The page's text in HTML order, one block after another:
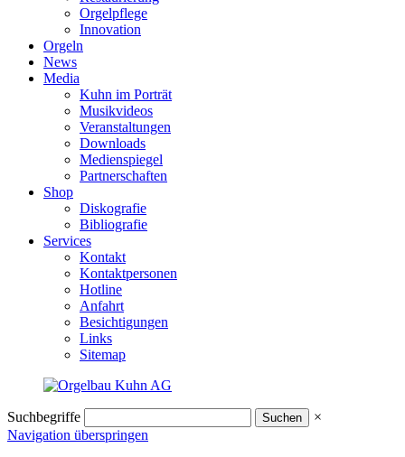
Orgelpflege
Innovation
Orgeln
News
Media
Kuhn im Porträt
Musikvideos
Veranstaltungen
Downloads
Medienspiegel
Partnerschaften
Shop
Diskografie
Bibliografie
Services
Kontakt
Kontaktpersonen
Hotline
Anfahrt
Besichtigungen
Links
Sitemap
Suchbegriffe
×
Navigation überspringen